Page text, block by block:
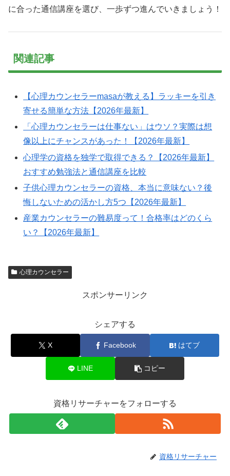
に合った通信講座を選び、一歩ずつ進んでいきましょう！
関連記事
【心理カウンセラーmasaが教える】ラッキーを引き
寄せる簡単な方法【2026年最新】
「心理カウンセラーは仕事ない」はウソ？実際は想
像以上にチャンスがあった！【2026年最新】
心理学の資格を独学で取得できる？【2026年最新】
おすすめ勉強法と通信講座を比較
子供心理カウンセラーの資格、本当に意味ない？後
悔しないための活かし方5つ【2026年最新】
産業カウンセラーの難易度って！合格率はどのくら
い？【2026年最新】
心理カウンセラー
スポンサーリンク
シェアする
X Facebook はてブ
LINE コピー
資格リサーチャーをフォローする
資格リサーチャー